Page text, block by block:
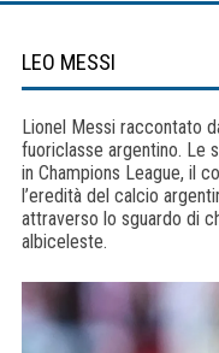
LEO MESSI
Lionel Messi raccontato
fuoriclasse argentino. Le
in Champions League, il
l’eredità del calcio
attraverso lo sguardo di
albiceleste.